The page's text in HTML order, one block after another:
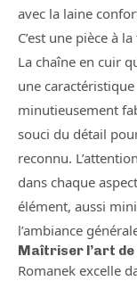
avec la laine
C’est une pièce à
La chaîne en cuir
une
minutieusement
souci du détail
reconnu.
dans chaque
élément, aussi
l’ambiance
Maîtriser l’art
Romanek excelle